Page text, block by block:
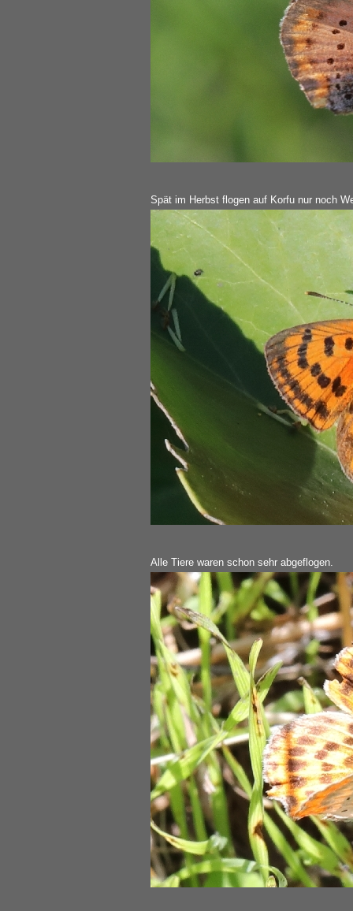
Spät im Herbst flogen auf Korfu nur noch
Alle Tiere waren schon sehr abgeflogen.